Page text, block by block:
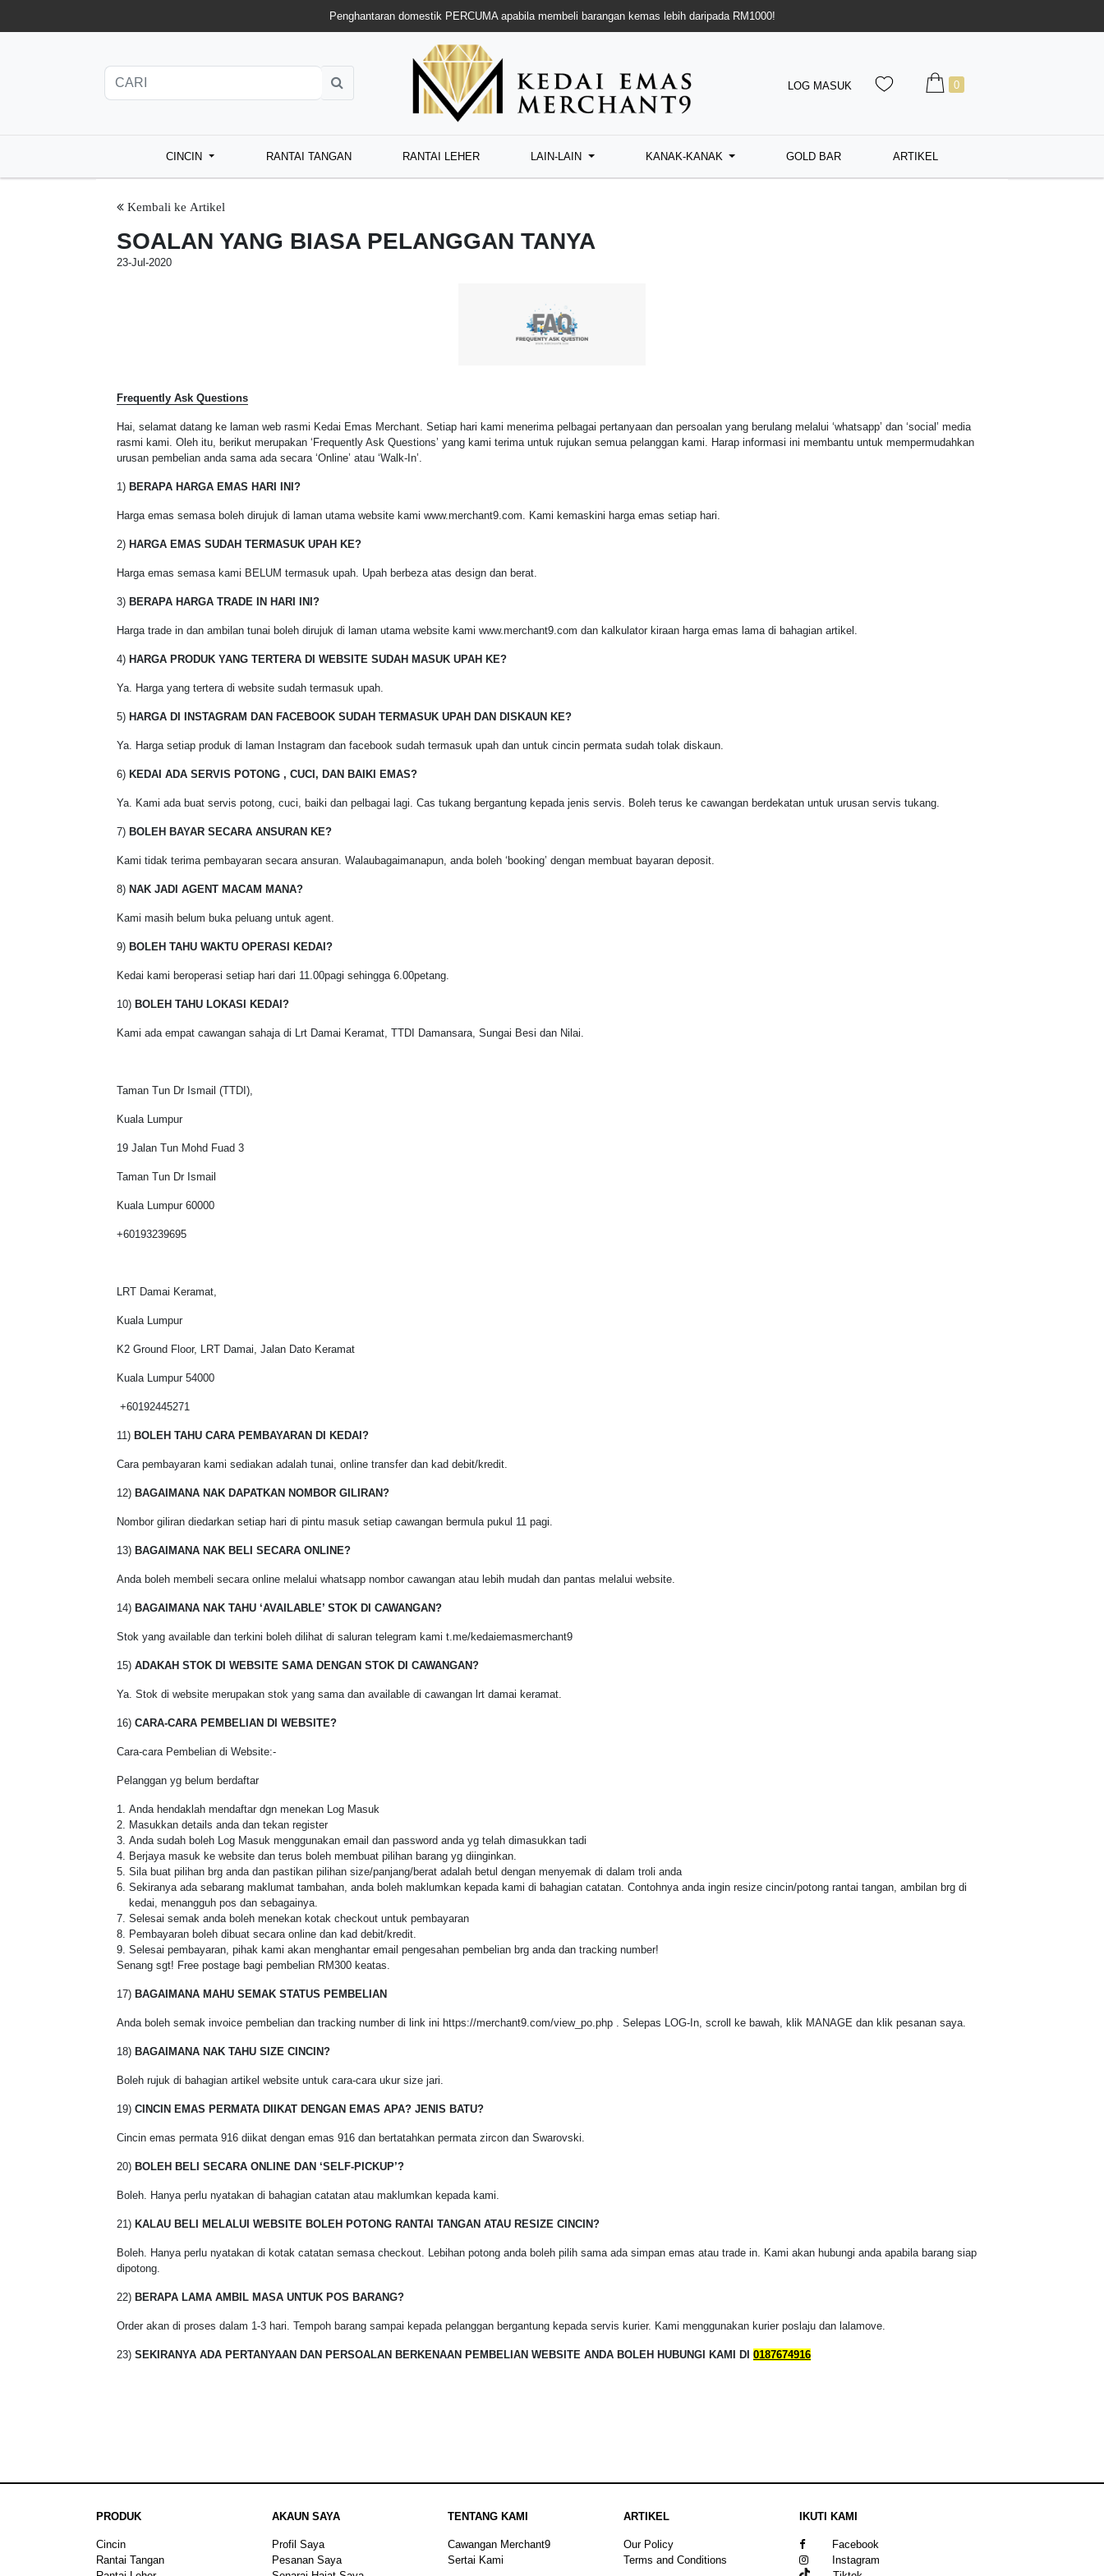
Penghantaran domestik PERCUMA apabila membeli barangan kemas lebih daripada RM1000!
LOG MASUK 0
CINCIN RANTAI TANGAN RANTAI LEHER LAIN-LAIN KANAK-KANAK GOLD BAR ARTIKEL
Kembali ke Artikel
SOALAN YANG BIASA PELANGGAN TANYA
23-Jul-2020
Frequently Ask Questions
Hai, selamat datang ke laman web rasmi Kedai Emas Merchant. Setiap hari kami menerima pelbagai pertanyaan dan persoalan yang berulang melalui ‘whatsapp’ dan ‘social’ media
rasmi kami. Oleh itu, berikut merupakan ‘Frequently Ask Questions’ yang kami terima untuk rujukan semua pelanggan kami. Harap informasi ini membantu untuk mempermudahkan
urusan pembelian anda sama ada secara ‘Online’ atau ‘Walk-In’.
1) BERAPA HARGA EMAS HARI INI?
Harga emas semasa boleh dirujuk di laman utama website kami www.merchant9.com . Kami kemaskini harga emas setiap hari.
2) HARGA EMAS SUDAH TERMASUK UPAH KE?
Harga emas semasa kami BELUM termasuk upah. Upah berbeza atas design dan berat.
3) BERAPA HARGA TRADE IN HARI INI?
Harga trade in dan ambilan tunai boleh dirujuk di laman utama website kami www.merchant9.com dan kalkulator kiraan harga emas lama di bahagian artikel.
4) HARGA PRODUK YANG TERTERA DI WEBSITE SUDAH MASUK UPAH KE?
Ya. Harga yang tertera di website sudah termasuk upah.
5) HARGA DI INSTAGRAM DAN FACEBOOK SUDAH TERMASUK UPAH DAN DISKAUN KE?
Ya. Harga setiap produk di laman Instagram dan facebook sudah termasuk upah dan untuk cincin permata sudah tolak diskaun.
6) KEDAI ADA SERVIS POTONG , CUCI, DAN BAIKI EMAS?
Ya. Kami ada buat servis potong, cuci, baiki dan pelbagai lagi. Cas tukang bergantung kepada jenis servis. Boleh terus ke cawangan berdekatan untuk urusan servis tukang.
7) BOLEH BAYAR SECARA ANSURAN KE?
Kami tidak terima pembayaran secara ansuran. Walaubagaimanapun, anda boleh ‘booking’ dengan membuat bayaran deposit.
8) NAK JADI AGENT MACAM MANA?
Kami masih belum buka peluang untuk agent.
9) BOLEH TAHU WAKTU OPERASI KEDAI?
Kedai kami beroperasi setiap hari dari 11.00pagi sehingga 6.00petang.
10) BOLEH TAHU LOKASI KEDAI?
Kami ada empat cawangan sahaja di Lrt Damai Keramat, TTDI Damansara, Sungai Besi dan Nilai.
Taman Tun Dr Ismail (TTDI),
Kuala Lumpur
19 Jalan Tun Mohd Fuad 3
Taman Tun Dr Ismail
Kuala Lumpur 60000
+60193239695
LRT Damai Keramat,
Kuala Lumpur
K2 Ground Floor, LRT Damai, Jalan Dato Keramat
Kuala Lumpur 54000
+60192445271
11) BOLEH TAHU CARA PEMBAYARAN DI KEDAI?
Cara pembayaran kami sediakan adalah tunai, online transfer dan kad debit/kredit.
12) BAGAIMANA NAK DAPATKAN NOMBOR GILIRAN?
Nombor giliran diedarkan setiap hari di pintu masuk setiap cawangan bermula pukul 11 pagi.
13) BAGAIMANA NAK BELI SECARA ONLINE?
Anda boleh membeli secara online melalui whatsapp nombor cawangan atau lebih mudah dan pantas melalui website.
14) BAGAIMANA NAK TAHU ‘AVAILABLE’ STOK DI CAWANGAN?
Stok yang available dan terkini boleh dilihat di saluran telegram kami t.me/kedaiemasmerchant9
15) ADAKAH STOK DI WEBSITE SAMA DENGAN STOK DI CAWANGAN?
Ya. Stok di website merupakan stok yang sama dan available di cawangan lrt damai keramat.
16) CARA-CARA PEMBELIAN DI WEBSITE?
Cara-cara Pembelian di Website:-
Pelanggan yg belum berdaftar
Anda hendaklah mendaftar dgn menekan Log Masuk
Masukkan details anda dan tekan register
Anda sudah boleh Log Masuk menggunakan email dan password anda yg telah dimasukkan tadi
Berjaya masuk ke website dan terus boleh membuat pilihan barang yg diinginkan.
Sila buat pilihan brg anda dan pastikan pilihan size/panjang/berat adalah betul dengan menyemak di dalam troli anda
Sekiranya ada sebarang maklumat tambahan, anda boleh maklumkan kepada kami di bahagian catatan. Contohnya anda ingin resize cincin/potong rantai tangan, ambilan brg di
kedai, menangguh pos dan sebagainya.
Selesai semak anda boleh menekan kotak checkout untuk pembayaran
Pembayaran boleh dibuat secara online dan kad debit/kredit.
Selesai pembayaran, pihak kami akan menghantar email pengesahan pembelian brg anda dan tracking number!
Senang sgt! Free postage bagi pembelian RM300 keatas.
17) BAGAIMANA MAHU SEMAK STATUS PEMBELIAN
Anda boleh semak invoice pembelian dan tracking number di link ini https://merchant9.com/view_po.php . Selepas LOG-In, scroll ke bawah, klik MANAGE dan klik pesanan saya.
18) BAGAIMANA NAK TAHU SIZE CINCIN?
Boleh rujuk di bahagian artikel website untuk cara-cara ukur size jari.
19) CINCIN EMAS PERMATA DIIKAT DENGAN EMAS APA? JENIS BATU?
Cincin emas permata 916 diikat dengan emas 916 dan bertatahkan permata zircon dan Swarovski.
20) BOLEH BELI SECARA ONLINE DAN ‘SELF-PICKUP’?
Boleh. Hanya perlu nyatakan di bahagian catatan atau maklumkan kepada kami.
21) KALAU BELI MELALUI WEBSITE BOLEH POTONG RANTAI TANGAN ATAU RESIZE CINCIN?
Boleh. Hanya perlu nyatakan di kotak catatan semasa checkout. Lebihan potong anda boleh pilih sama ada simpan emas atau trade in. Kami akan hubungi anda apabila barang siap
dipotong.
22) BERAPA LAMA AMBIL MASA UNTUK POS BARANG?
Order akan di proses dalam 1-3 hari. Tempoh barang sampai kepada pelanggan bergantung kepada servis kurier. Kami menggunakan kurier poslaju dan lalamove.
23) SEKIRANYA ADA PERTANYAAN DAN PERSOALAN BERKENAAN PEMBELIAN WEBSITE ANDA BOLEH HUBUNGI KAMI DI 0187674916
PRODUK
Cincin
Rantai Tangan
AKAUN SAYA
Profil Saya
Pesanan Saya
TENTANG KAMI
Cawangan Merchant9
Sertai Kami
ARTIKEL
Our Policy
Terms and Conditions
IKUTI KAMI
Facebook
Instagram